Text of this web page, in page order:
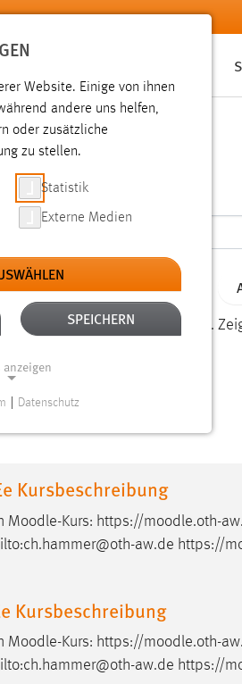
ALTER: ÜBER EIN JAHR
wurden 151 Ergebnisse gefunden.
Kursbeschreibung
Moodle-Kurs: https://moodle.oth-
aw.de https://
Kursbeschreibung
Moodle-Kurs: https://moodle.oth-
aw.de https://
Website. Einige von ihnen
andere uns helfen,
oder zusätzliche
zu stellen.
Statistik
Externe Medien
SPEICHERN
speichert die
Einverständnis-Optionen
Datenschutz